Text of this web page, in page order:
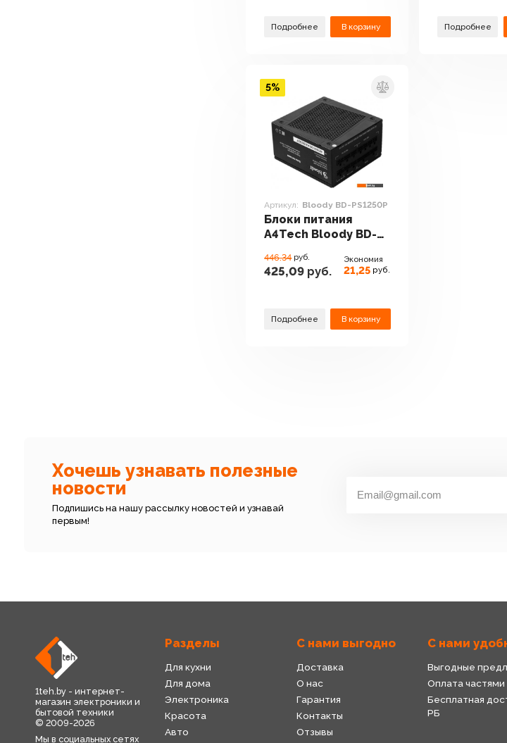
Подробнее В корзину Подробнее
Артикул: Bloody BD-PS1250P
Блоки питания
A4Tech Bloody BD-
446.34 руб.
425,09 руб.
Экономия
21,25 руб.
Подробнее В корзину
5%
Хочешь узнавать полезные
новости
Подпишись на нашу рассылку новостей и узнавай
первым!
1teh.by - интернет-
магазин электроники и
бытовой техники
© 2009-2026
Мы в социальных сетях
Разделы
Для кухни
Для дома
Электроника
Красота
Авто
С нами выгодно
Доставка
О нас
Гарантия
Контакты
Отзывы
С нами
Выгодные
Оплата частями
Бесплатная
РБ